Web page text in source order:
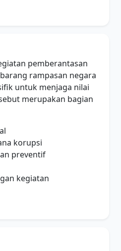
pemberantasan
rampasan negara
untuk menjaga nilai
merupakan bagian
korupsi
preventif
kegiatan